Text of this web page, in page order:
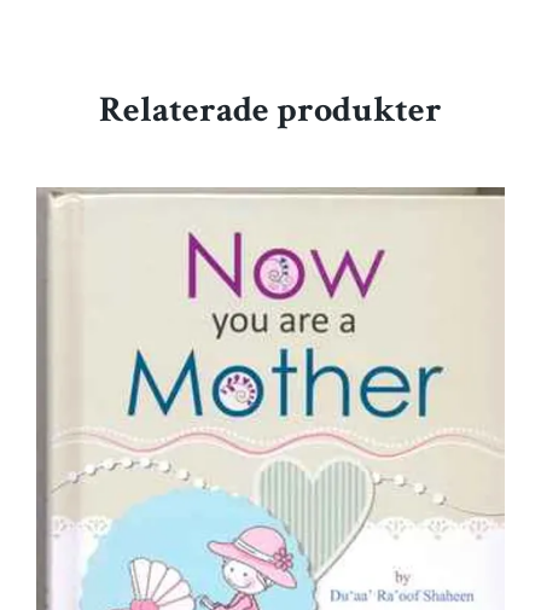
Relaterade produkter